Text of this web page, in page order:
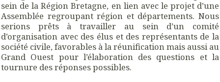
sein de la Région Bretagne, en lien avec le projet d’une
Assemblée regroupant région et départements. Nous
serions prêts à travailler au sein d’un comité
d’organisation avec des élus et des représentants de la
société civile, favorables à la réunification mais aussi au
Grand Ouest pour l’élaboration des questions et la
tournure des réponses possibles.